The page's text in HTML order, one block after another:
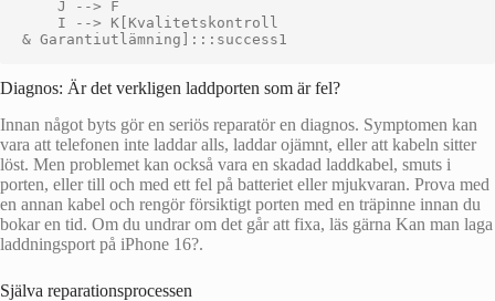
    J --> F
    I --> K[Kvalitetskontroll
Diagnos: Är det verkligen laddporten som är fel?
Innan något byts gör en seriös reparatör en diagnos. Symptomen kan
vara att telefonen inte laddar alls, laddar ojämnt, eller att kabeln sitter
löst. Men problemet kan också vara en skadad laddkabel, smuts i
porten, eller till och med ett fel på batteriet eller mjukvaran. Prova med
en annan kabel och rengör försiktigt porten med en träpinne innan du
bokar en tid. Om du undrar om det går att fixa, läs gärna Kan man laga
laddningsport på iPhone 16?.
Själva reparationsprocessen